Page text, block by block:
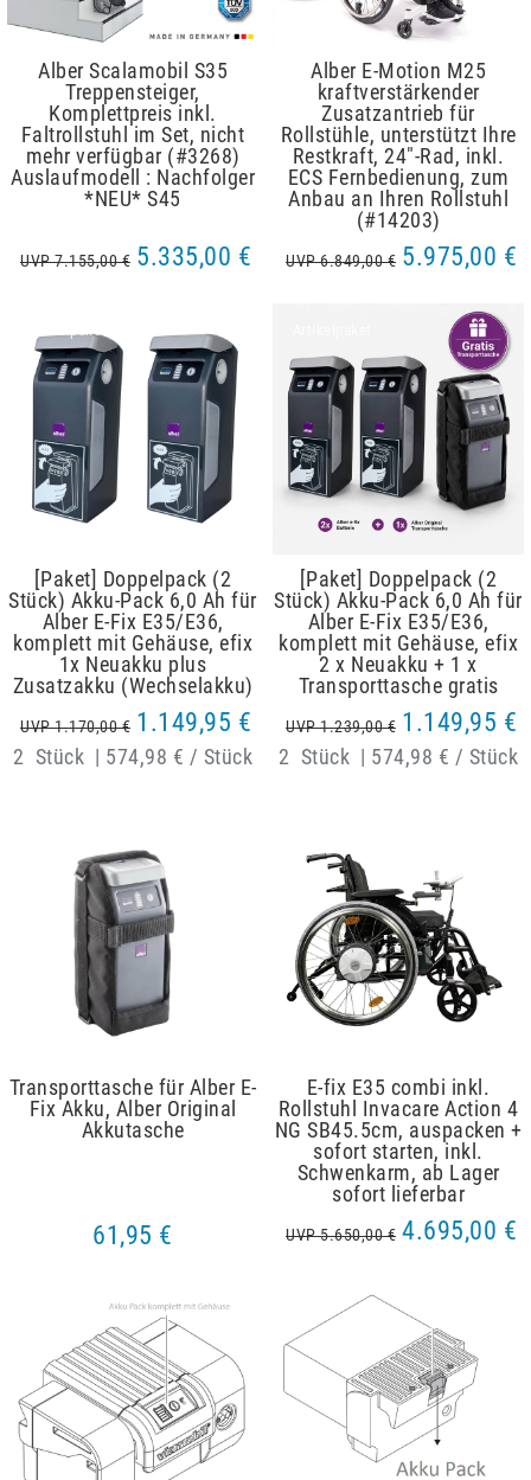
Alber Scalamobil S35
Treppensteiger,
Komplettpreis inkl.
Faltrollstuhl im Set, nicht
mehr verfügbar (#3268)
Auslaufmodell : Nachfolger
*NEU* S45
UVP 7.155,00 € 5.335,00 €
Alber E-Motion M25
kraftverstärkender
Zusatzantrieb für
Rollstühle, unterstützt Ihre
Restkraft, 24"-Rad, inkl.
ECS Fernbedienung, zum
Anbau an Ihren Rollstuhl
(#14203)
UVP 6.849,00 € 5.975,00 €
[Paket] Doppelpack (2
Stück) Akku-Pack 6,0 Ah für
Alber E-Fix E35/E36,
komplett mit Gehäuse, efix
1x Neuakku plus
Zusatzakku (Wechselakku)
UVP 1.170,00 € 1.149,95 €
2 Stück | 574,98 € / Stück
[Paket] Doppelpack (2
Stück) Akku-Pack 6,0 Ah für
Alber E-Fix E35/E36,
komplett mit Gehäuse, efix
2 x Neuakku + 1 x
Transporttasche gratis
UVP 1.239,00 € 1.149,95 €
2 Stück | 574,98 € / Stück
Transporttasche für Alber E-
Fix Akku, Alber Original
Akkutasche
61,95 €
E-fix E35 combi inkl.
Rollstuhl Invacare Action 4
NG SB45.5cm, auspacken +
sofort starten, inkl.
Schwenkarm, ab Lager
sofort lieferbar
UVP 5.650,00 € 4.695,00 €